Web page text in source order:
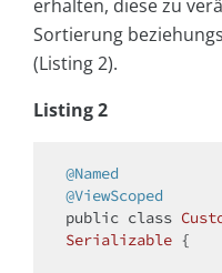
erhalten, diese zu
Sortierung
(Listing 2).
Listing 2
@Named
@ViewScoped
public class
Serializable {